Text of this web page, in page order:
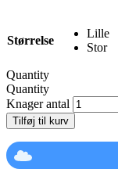
Størrelse
Lille
Stor
Quantity
Quantity
Knager antal
Tilføj til kurv